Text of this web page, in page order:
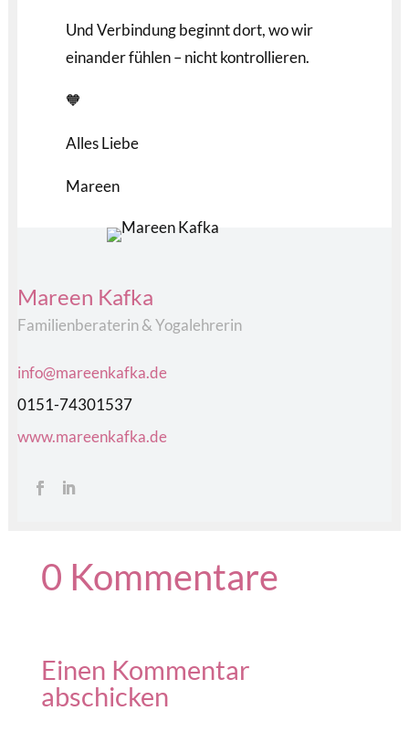
Und Verbindung beginnt dort, wo wir
einander fühlen – nicht kontrollieren.
🧡
Alles Liebe
Mareen
Mareen Kafka
Familienberaterin & Yogalehrerin
info@mareenkafka.de
0151-74301537
www.mareenkafka.de
0 Kommentare
Einen Kommentar
abschicken